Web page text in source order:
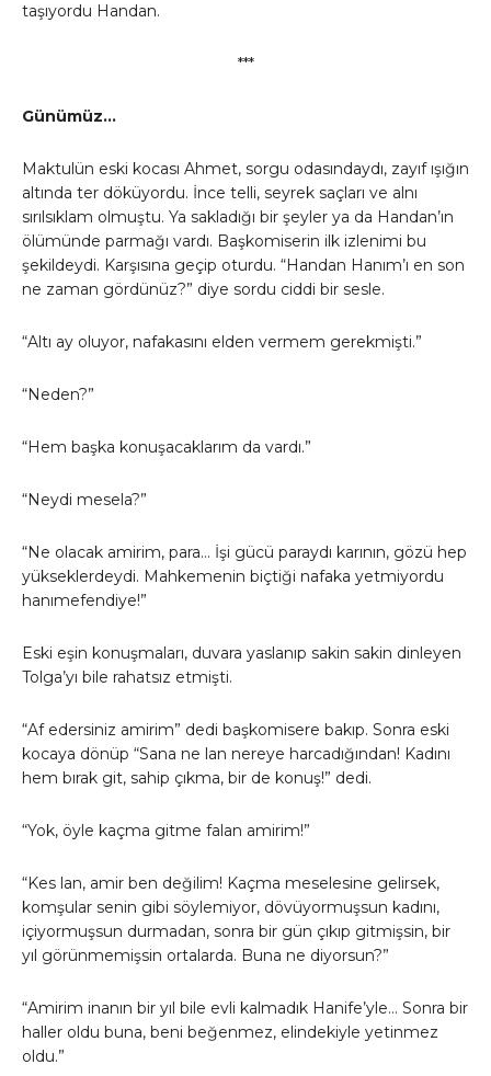
taşıyordu Handan.
***
Günümüz…
Maktulün eski kocası Ahmet, sorgu odasındaydı, zayıf ışığın
altında ter döküyordu. İnce telli, seyrek saçları ve alnı
sırılsıklam olmuştu. Ya sakladığı bir şeyler ya da Handan’ın
ölümünde parmağı vardı. Başkomiserin ilk izlenimi bu
şekildeydi. Karşısına geçip oturdu. “Handan Hanım’ı en son
ne zaman gördünüz?” diye sordu ciddi bir sesle.
“Altı ay oluyor, nafakasını elden vermem gerekmişti.”
“Neden?”
“Hem başka konuşacaklarım da vardı.”
“Neydi mesela?”
“Ne olacak amirim, para… İşi gücü paraydı karının, gözü hep
yükseklerdeydi. Mahkemenin biçtiği nafaka yetmiyordu
hanımefendiye!”
Eski eşin konuşmaları, duvara yaslanıp sakin sakin dinleyen
Tolga’yı bile rahatsız etmişti.
“Af edersiniz amirim” dedi başkomisere bakıp. Sonra eski
kocaya dönüp “Sana ne lan nereye harcadığından! Kadını
hem bırak git, sahip çıkma, bir de konuş!” dedi.
“Yok, öyle kaçma gitme falan amirim!”
“Kes lan, amir ben değilim! Kaçma meselesine gelirsek,
komşular senin gibi söylemiyor, dövüyormuşsun kadını,
içiyormuşsun durmadan, sonra bir gün çıkıp gitmişsin, bir
yıl görünmemişsin ortalarda. Buna ne diyorsun?”
“Amirim inanın bir yıl bile evli kalmadık Hanife’yle… Sonra bir
haller oldu buna, beni beğenmez, elindekiyle yetinmez
oldu.”